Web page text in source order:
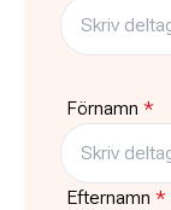
10:30 - 11:15
Typ
Kurs
Förnamn *
Efternamn *